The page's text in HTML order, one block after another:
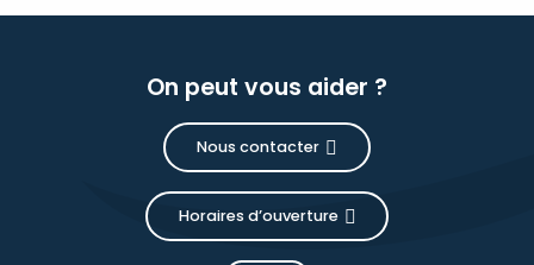
On peut vous aider ?
Nous contacter
Horaires d’ouverture